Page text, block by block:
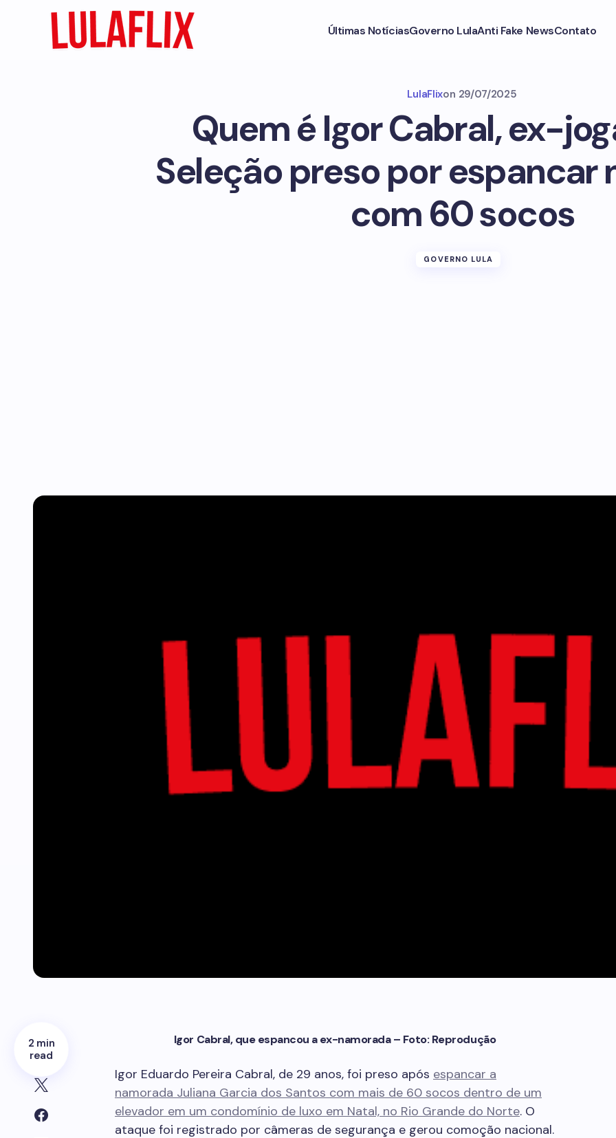
Últimas NotíciasGoverno LulaAnti Fake NewsContato
LulaFlixon 29/07/2025
Quem é Igor Cabral, ex-
Seleção preso por espancar
com 60 socos
GOVERNO LULA
2 min
read
Igor Cabral, que espancou a ex-namorada – Foto: Reprodução
Igor Eduardo Pereira Cabral, de 29 anos, foi preso após espancar a
namorada Juliana Garcia dos Santos com mais de 60 socos dentro de um
elevador em um condomínio de luxo em Natal, no Rio Grande do Norte. O
ataque foi registrado por câmeras de segurança e gerou comoção nacional.